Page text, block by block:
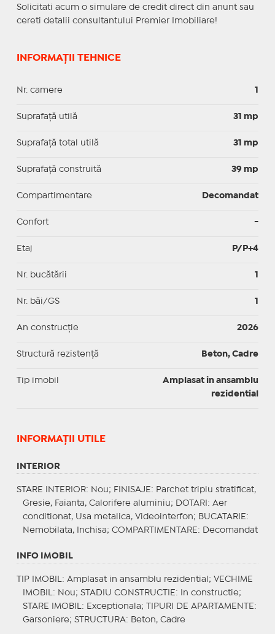
Solicitati acum o simulare de credit direct din anunt sau
cereti detalii consultantului Premier Imobiliare!
INFORMAȚII TEHNICE
Nr. camere 1
Suprafaţă utilă 31 mp
Suprafaţă total utilă 31 mp
Suprafaţă construită 39 mp
Compartimentare Decomandat
Confort -
Etaj P/P+4
Nr. bucătării 1
Nr. băi/GS 1
An construcție 2026
Structură rezistență Beton, Cadre
Tip imobil
Amplasat in ansamblu
rezidential
INFORMAŢII UTILE
INTERIOR
STARE INTERIOR: Nou; FINISAJE : Parchet triplu stratificat,
Gresie, Faianta, Calorifere aluminiu;
DOTARI : Aer
conditionat, Usa metalica, Videointerfon; BUCATARIE :
Nemobilata, Inchisa; COMPARTIMENTARE : Decomandat
INFO IMOBIL
TIP IMOBIL : Amplasat in ansamblu rezidential; VECHIME
IMOBIL : Nou; STADIU CONSTRUCTIE : In constructie;
STARE IMOBIL : Exceptionala; TIPURI DE APARTAMENTE :
Garsoniere; STRUCTURA: Beton, Cadre